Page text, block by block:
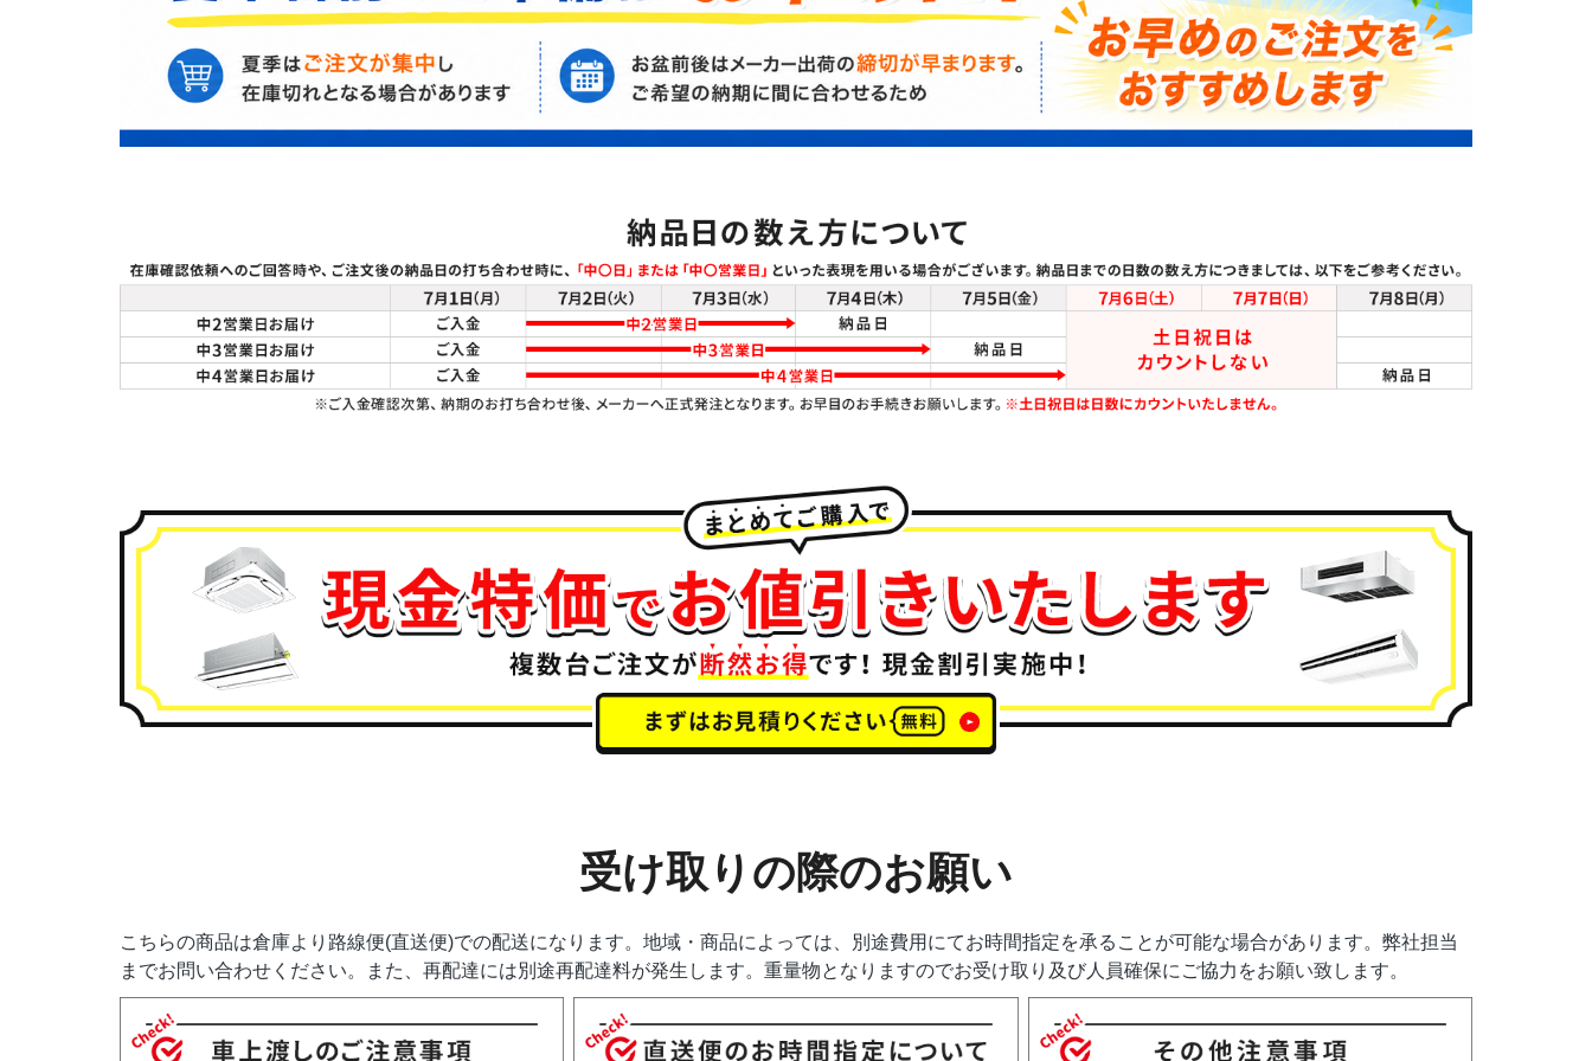
受け取りの際のお願い
こちらの商品は倉庫より路線便(直送便)での配送になります。地域・商品によっては、別途費用にてお時間指定を承ることが可能な場合があります。弊社担当
までお問い合わせください。また、再配達には別途再配達料が発生します。重量物となりますのでお受け取り及び人員確保にご協力をお願い致します。